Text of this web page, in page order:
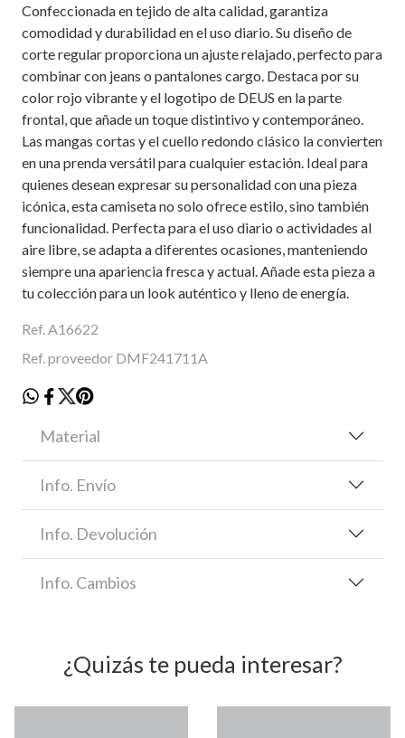
Confeccionada en tejido de alta calidad, garantiza
comodidad y durabilidad en el uso diario. Su diseño de
corte regular proporciona un ajuste relajado, perfecto para
combinar con jeans o pantalones cargo. Destaca por su
color rojo vibrante y el logotipo de DEUS en la parte
frontal, que añade un toque distintivo y contemporáneo.
Las mangas cortas y el cuello redondo clásico la convierten
en una prenda versátil para cualquier estación. Ideal para
quienes desean expresar su personalidad con una pieza
icónica, esta camiseta no solo ofrece estilo, sino también
funcionalidad. Perfecta para el uso diario o actividades al
aire libre, se adapta a diferentes ocasiones, manteniendo
siempre una apariencia fresca y actual. Añade esta pieza a
tu colección para un look auténtico y lleno de energía.
Ref. A16622
Ref. proveedor DMF241711A
Material
Info. Envío
Info. Devolución
Info. Cambios
¿Quizás te pueda interesar?